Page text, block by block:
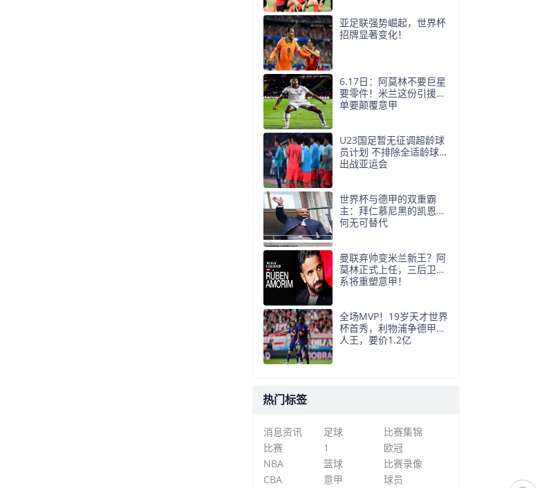
亚足联强势崛起，世界杯
招牌显著变化！
6.17日：阿莫林不要巨星
要零件！米兰这份引援清
单要颠覆意甲
U23国足暂无征调超龄球
员计划 不排除全适龄球员
出战亚运会
世界杯与德甲的双重霸
主：拜仁慕尼黑的凯恩为
何无可替代
曼联弃帅变米兰新王？阿
莫林正式上任，三后卫体
系将重塑意甲！
全场MVP！19岁天才世界
杯首秀，利物浦争德甲过
人王，要价1.2亿
热门标签
消息资讯 足球
比赛集锦
比赛
1
欧冠
NBA
篮球
比赛录像
CBA
意甲 球员